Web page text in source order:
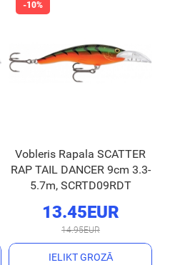
Vobleris Rapala SCATTER
RAP TAIL DANCER 9cm 3.3-
5.7m, SCRTD09RDT
13.45EUR
14.95EUR
IELIKT GROZĀ